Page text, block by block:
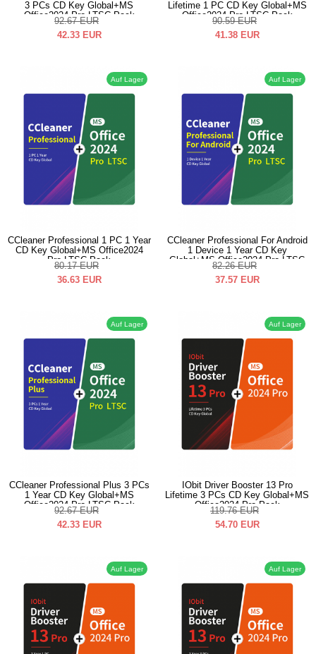
3 PCs CD Key Global+MS
Office2024 Pro LTSC Pack
92.67 EUR
42.33 EUR
Lifetime 1 PC CD Key Global+MS
Office2024 Pro LTSC Pack
90.59 EUR
41.38 EUR
Auf Lager
CCleaner Professional 1 PC 1 Year
CD Key Global+MS Office2024
Pro LTSC Pack
80.17 EUR
36.63 EUR
Auf Lager
CCleaner Professional For Android
1 Device 1 Year CD Key
Global+MS Office2024 Pro LTSC
Pack
82.26 EUR
37.57 EUR
Auf Lager
CCleaner Professional Plus 3 PCs
1 Year CD Key Global+MS
Office2024 Pro LTSC Pack
92.67 EUR
42.33 EUR
Auf Lager
IObit Driver Booster 13 Pro
Lifetime 3 PCs CD Key Global+MS
Office2024 Pro Pack
119.76 EUR
54.70 EUR
Auf Lager Auf Lager